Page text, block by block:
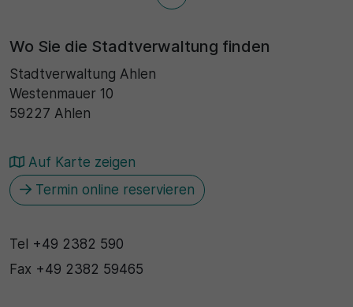
Wo Sie die Stadtverwaltung finden
Stadtverwaltung Ahlen
Westenmauer 10
59227 Ahlen
Auf Karte zeigen
Termin online reservieren
Tel +49 2382 590
Fax +49 2382 59465